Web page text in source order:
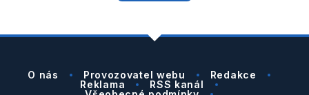
O nás Provozovatel webu
Redakce
Reklama
RSS kanál